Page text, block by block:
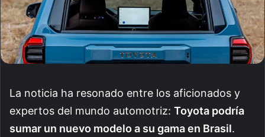
La noticia ha resonado entre los aficionados y
expertos del mundo automotriz: Toyota podría
sumar un nuevo modelo a su gama en Brasil.